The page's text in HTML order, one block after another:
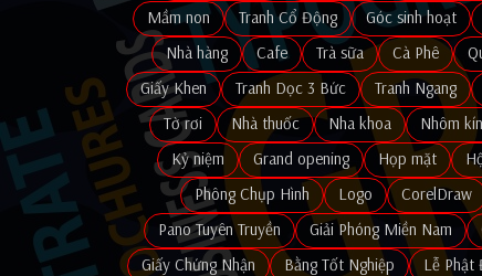
Mầm non
Tranh Cổ Động Góc sinh hoạt
Nhà hàng
Cafe Trà sữa Cà Phê
Giấy Khen
Tranh Dọc 3 Bức Tranh Ngang
Tờ rơi
Nhà thuốc Nha khoa Nhôm
Kỷ niệm
Grand opening Họp mặt
Phông Chụp Hình
Logo CorelDraw
Pano Tuyên Truyền
Giải Phóng Miền Nam
Giấy Chứng Nhận
Bằng Tốt Nghiệp Lễ Phật